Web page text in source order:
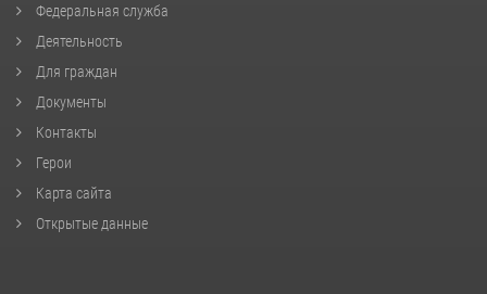
Федеральная служба
Деятельность
Для граждан
Документы
Контакты
Герои
Карта сайта
Открытые данные